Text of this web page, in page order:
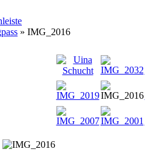
» IMG_2016